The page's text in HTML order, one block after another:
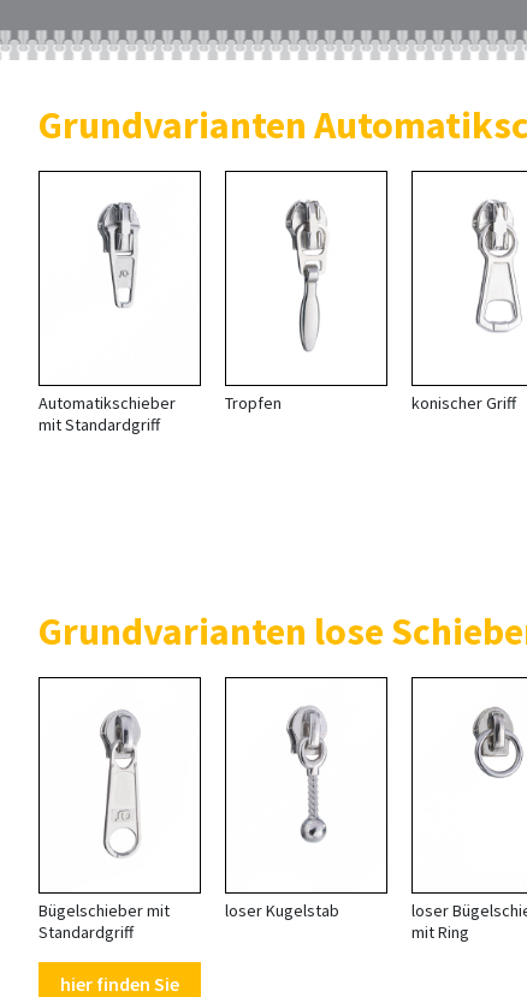
Grundvarianten
Automatikschieber
mit Standardgriff
Tropfen konischer Griff
Grundvarianten lose
Bügelschieber mit
Standardgriff
hier finden Sie
loser Kugelstab
loser
mit Ring